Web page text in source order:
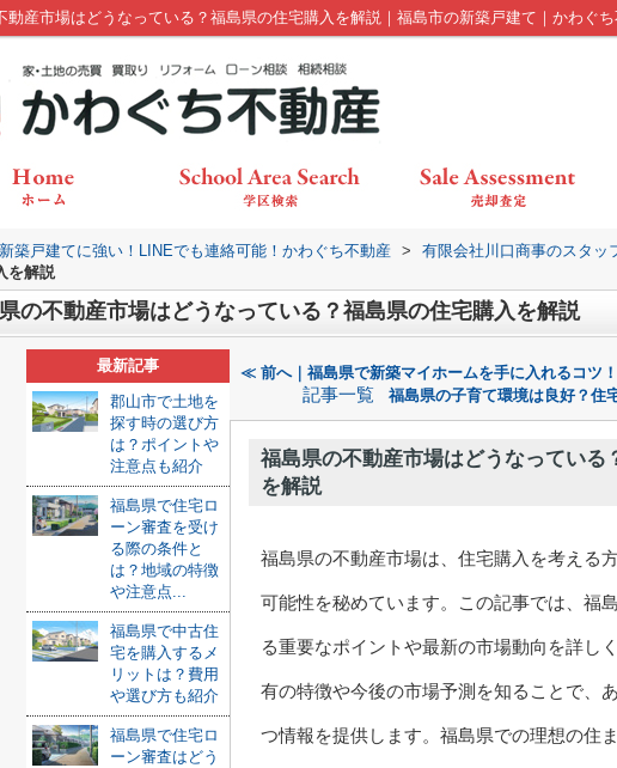
動産市場はどうなっている？福島県の住宅購入を解説｜福島市の新築戸建て｜かわぐ
築戸建てに強い！LINEでも連絡可能！かわぐち不動産 > 有限会社川口商事のスタッ
を解説
の不動産市場はどうなっている？福島県の住宅購入を解説
≪ 前へ｜福島県で新築マイホームを手に入れるコツ
記事一覧 福島県の子育て環境は良好？住
福島県の不動産市場はどうなっている
を解説
福島県の不動産市場は、住宅購入を考える
可能性を秘めています。この記事では、福
る重要なポイントや最新の市場動向を詳し
有の特徴や今後の市場予測を知ることで、
つ情報を提供します。福島県での理想の住
最新記事
郡山市で土地を
探す時の選び方
は？ポイントや
注意点も紹介
福島県で住宅ロ
ーン審査を受け
る際の条件と
は？地域の特徴
や注意点...
福島県で中古住
宅を購入するメ
リットは？費用
や選び方も紹介
福島県で住宅ロ
ーン審査はどう